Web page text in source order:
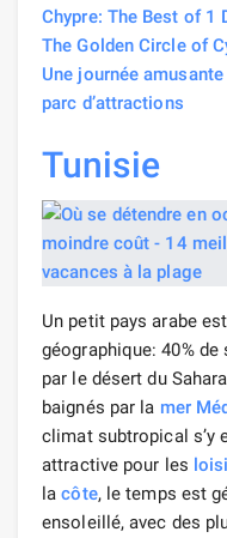
Chypre: The Best of 1
The Golden Circle of
Une journée
parc d’attractions
Tunisie
Un petit pays arabe
géographique: 40%
par le désert du
baignés par la mer
climat subtropical s’y
attractive pour les
lacôte, le temps est
ensoleillé, avec des